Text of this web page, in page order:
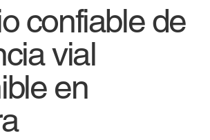
confiable de
vial
en